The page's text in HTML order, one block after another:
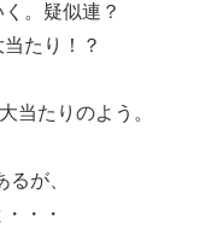
。疑似連？
たり！？
当たりのよう。
が、
・・